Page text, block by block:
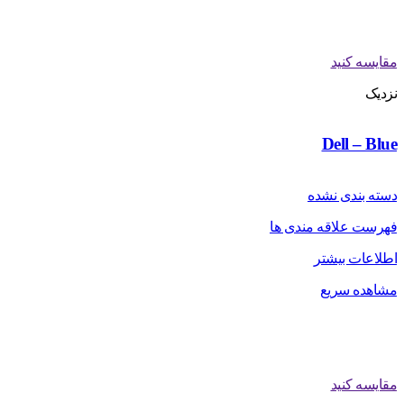
مقایسه کنید
نزدیک
Dell – Blue
دسته بندی نشده
فهرست علاقه مندی ها
اطلاعات بیشتر
مشاهده سریع
مقایسه کنید